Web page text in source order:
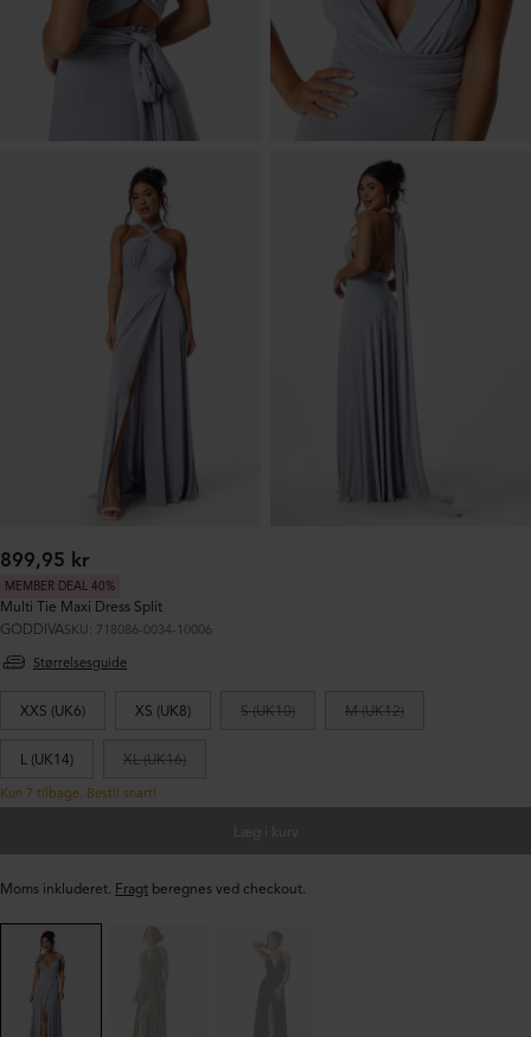
Normalpris:
899,95 kr
MEMBER DEAL 40%
Multi Tie Maxi Dress Split
GODDIVASKU: 718086-0034-10006
Størrelsesguide
XXS (UK6) XS (UK8) S (UK10) M (UK12)
L (UK14) XL (UK16)
Kun 7 tilbage. Bestil snart!
Moms inkluderet. Fragt beregnes ved checkout.